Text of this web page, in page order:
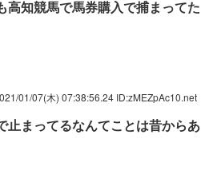
高知競馬で馬券購入で捕まってた
01/07(木) 07:38:56.24 ID:zMEZpAc10.net
止まってるなんてことは昔からあ